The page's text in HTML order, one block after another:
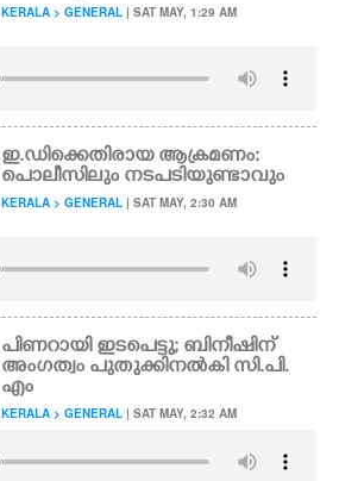
KERALA > GENERAL | SAT MAY, 1:29 AM
ഇ.ഡിക്കെതിരായ ആക്രമണം:
പൊലീസിലും നടപടിയുണ്ടാവും
KERALA > GENERAL | SAT MAY, 2:30 AM
പിണറായി ഇടപെട്ടു; ബിനീഷിന്
അംഗത്വം പുതുക്കിനൽകി സി.പി.
എം
KERALA > GENERAL | SAT MAY, 2:32 AM